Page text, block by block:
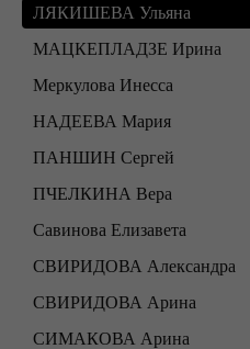
ЛЯКИШЕВА Ульяна
МАЦКЕПЛАДЗЕ Ирина
Меркулова Инесса
НАДЕЕВА Мария
ПАНШИН Сергей
ПЧЕЛКИНА Вера
Савинова Елизавета
СВИРИДОВА Александра
СВИРИДОВА Арина
СИМАКОВА Арина